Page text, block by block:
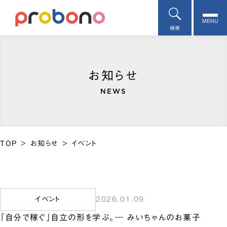
検索
MENU
お知らせ
NEWS
TOP > お知らせ > イベント
イベント 2026.01.09
「自分で稼ぐ」自立の形を学ぶ。― みいちゃんのお菓子